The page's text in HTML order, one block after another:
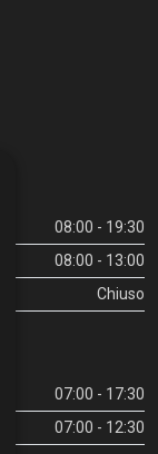
08:00 - 19:30
08:00 - 13:00
Chiuso
07:00 - 17:30
07:00 - 12:30